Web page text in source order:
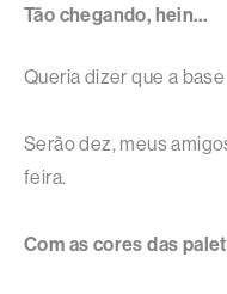
Tão chegando, hein…
Queria dizer que a
Serão dez, meus
feira.
Com as cores das